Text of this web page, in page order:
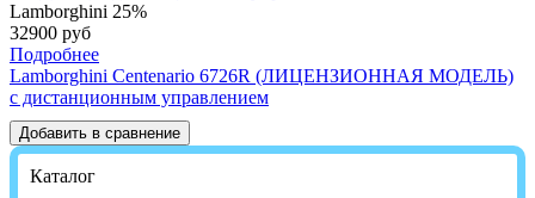
Lamborghini 25%
32900 руб
Подробнее
Lamborghini Centenario 6726R (ЛИЦЕНЗИОННАЯ МОДЕЛЬ)
с дистанционным управлением
Добавить в сравнение
Каталог